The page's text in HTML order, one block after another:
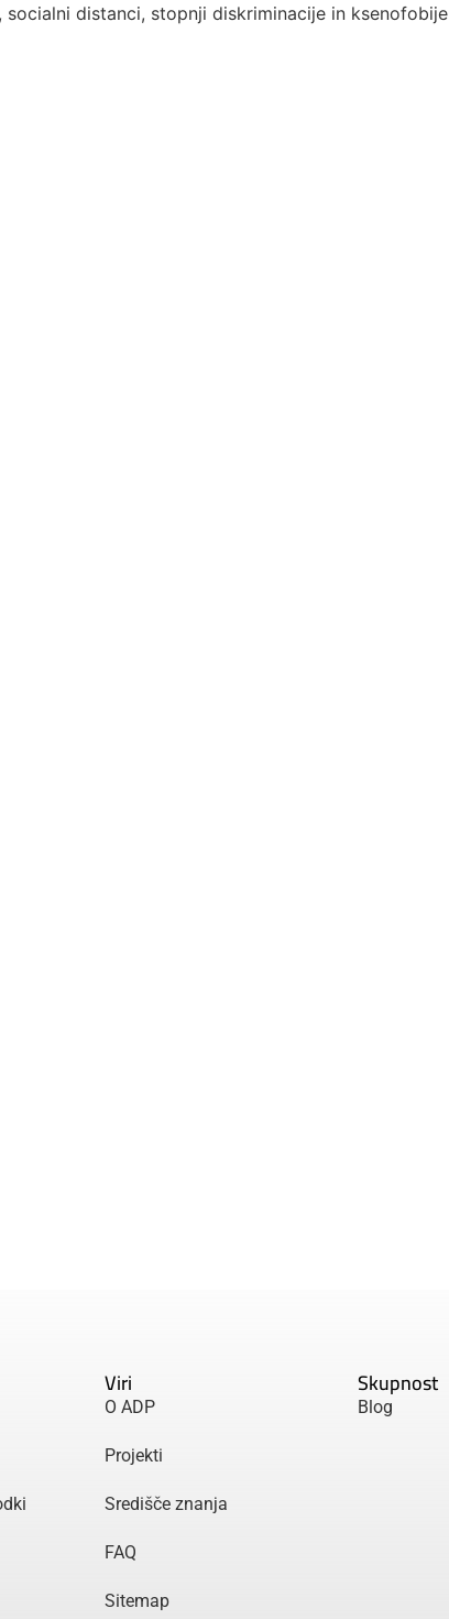
distanci, stopnji diskriminacije in ksenofobije
Viri
O ADP
Projekti
Središče znanja
FAQ
Sitemap
Skupnost
Blog